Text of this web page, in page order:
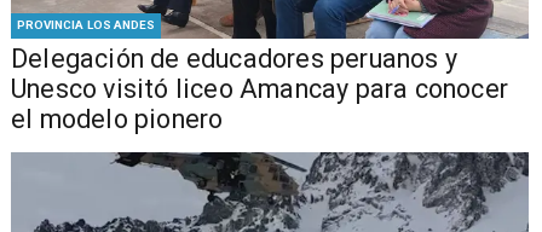
PROVINCIA LOS ANDES
Delegación de educadores peruanos y
Unesco visitó liceo Amancay para conocer
el modelo pionero